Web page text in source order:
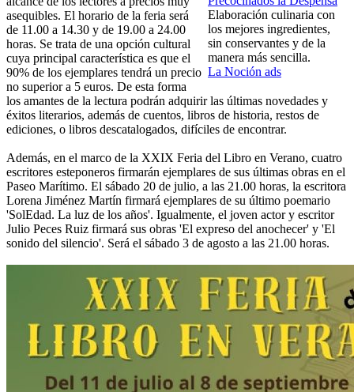
Elaboración culinaria con
los mejores ingredientes,
sin conservantes y de la
manera más sencilla.
La Noción ads
asequibles. El horario de la feria será
de 11.00 a 14.30 y de 19.00 a 24.00
horas. Se trata de una opción cultural
cuya principal característica es que el
90% de los ejemplares tendrá un precio
no superior a 5 euros. De esta forma
los amantes de la lectura podrán adquirir las últimas novedades y
éxitos literarios, además de cuentos, libros de historia, restos de
ediciones, o libros descatalogados, difíciles de encontrar.
Además, en el marco de la XXIX Feria del Libro en Verano, cuatro
escritores esteponeros firmarán ejemplares de sus últimas obras en el
Paseo Marítimo. El sábado 20 de julio, a las 21.00 horas, la escritora
Lorena Jiménez Martín firmará ejemplares de su último poemario
'SolEdad. La luz de los años'. Igualmente, el joven actor y escritor
Julio Peces Ruiz firmará sus obras 'El expreso del anochecer' y 'El
sonido del silencio'. Será el sábado 3 de agosto a las 21.00 horas.